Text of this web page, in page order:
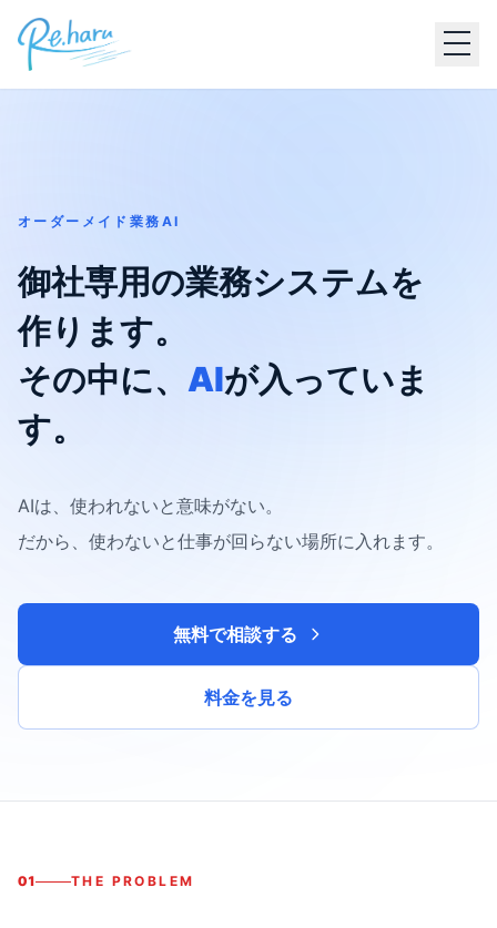
オーダーメイド業務AI
御社専用の業務システムを
作ります。
その中に、 AIが入っていま
す。
AIは、使われないと意味がない。
だから、使わないと仕事が回らない場所に入れます。
無料で相談する
料金を見る
01 THE PROBLEM